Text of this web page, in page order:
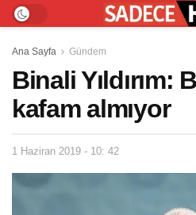
Ana Sayfa Gündem
Binali Yıldırım:
kafam almıyor
1 Haziran 2019 - 10: 42